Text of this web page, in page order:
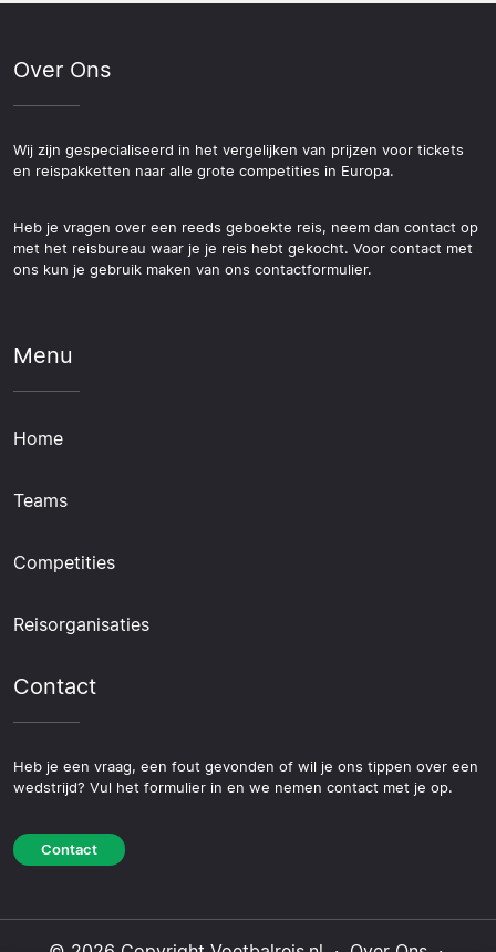
Over Ons
Wij zijn gespecialiseerd in het vergelijken van prijzen voor tickets
en reispakketten naar alle grote competities in Europa.
Heb je vragen over een reeds geboekte reis, neem dan contact op
met het reisbureau waar je je reis hebt gekocht. Voor contact met
ons kun je gebruik maken van ons contactformulier.
Menu
Home
Teams
Competities
Reisorganisaties
Contact
Heb je een vraag, een fout gevonden of wil je ons tippen over een
wedstrijd? Vul het formulier in en we nemen contact met je op.
Contact